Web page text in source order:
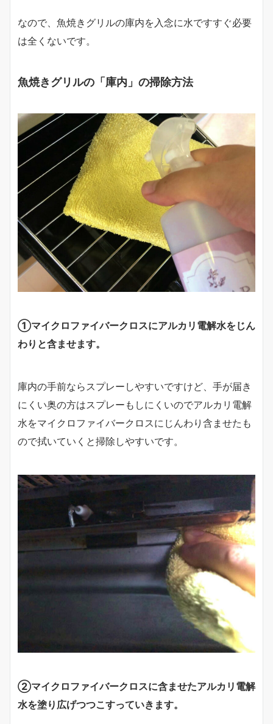
なので、魚焼きグリルの庫内を入念に水ですすぐ必要
は全くないです。
魚焼きグリルの「庫内」の掃除方法
①マイクロファイバークロスにアルカリ電解水をじん
わりと含ませます。
庫内の手前ならスプレーしやすいですけど、手が届き
にくい奥の方はスプレーもしにくいのでアルカリ電解
水をマイクロファイバークロスにじんわり含ませたも
ので拭いていくと掃除しやすいです。
②マイクロファイバークロスに含ませたアルカリ電解
水を塗り広げつつこすっていきます。